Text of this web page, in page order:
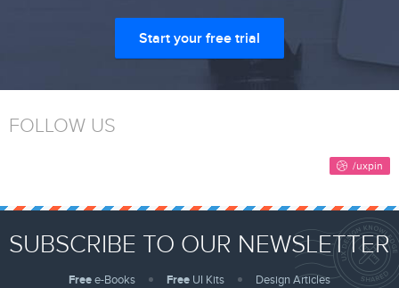
Start your free trial
FOLLOW US
SUBSCRIBE TO OUR NEWSLETTER
Freee-Books Free UI Kits Design Articles